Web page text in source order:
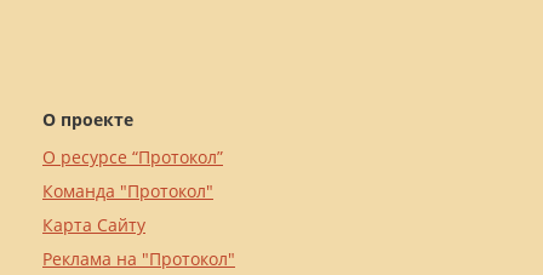
О проекте
О ресурсе “Протокол”
Команда "Протокол"
Карта Сайту
Реклама на "Протокол"